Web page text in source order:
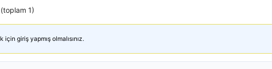
1)
giriş yapmış olmalısınız.